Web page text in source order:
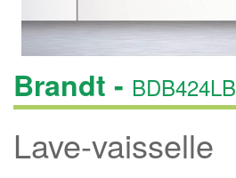
Brandt - BDB424LB
Lave-vaisselle